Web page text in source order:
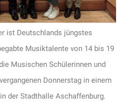
ist Deutschlands jüngstes
Musiktalente von 14 bis 19
Musischen Schülerinnen und
Donnerstag in einem
der Stadthalle Aschaffenburg.